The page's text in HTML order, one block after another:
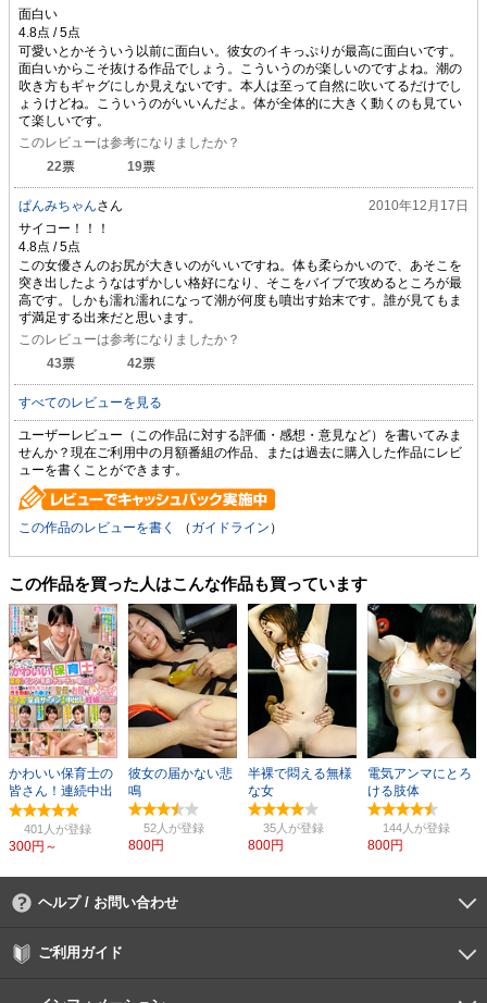
面白い
可愛いとかそういう以前に面白い。彼女のイキっぷりが最高に面白いです。
面白いからこそ抜ける作品でしょう。こういうのが楽しいのですよね。潮の
吹き方もギャグにしか見えないです。本人は至って自然に吹いてるだけでし
ょうけどね。こういうのがいいんだよ。体が全体的に大きく動くのも見てい
て楽しいです。
このレビューは参考になりましたか？
22票 19票
ぱんみちゃんさん
2010年12月17日
サイコー！！！
この女優さんのお尻が大きいのがいいですね。体も柔らかいので、あそこを
突き出したようなはずかしい格好になり、そこをバイブで攻めるところが最
高です。しかも濡れ濡れになって潮が何度も噴出す始末です。誰が見てもま
ず満足する出来だと思います。
このレビューは参考になりましたか？
43票 42票
すべてのレビューを見る
ユーザーレビュー（この作品に対する評価・感想・意見など）を書いてみま
せんか？現在ご利用中の月額番組の作品、または過去に購入した作品にレビ
ューを書くことができます。
この作品のレビューを書く （ ガイドライン ）
この作品を買った人はこんな作品も買っています
かわいい保育士の
皆さん！連続中出
し妊娠スペシャ
ル！401人
300円～
彼女の届かない悲
鳴
52人
800円
半裸で悶える無様
な女
35人
800円
電気アンマにとろ
ける肢体
144人
800円
ヘルプ / お問い合わせ
よくあるご質問
ご利用環境
お支払い方法
パスワードの再設定
サポートセンター
ご利用ガイド